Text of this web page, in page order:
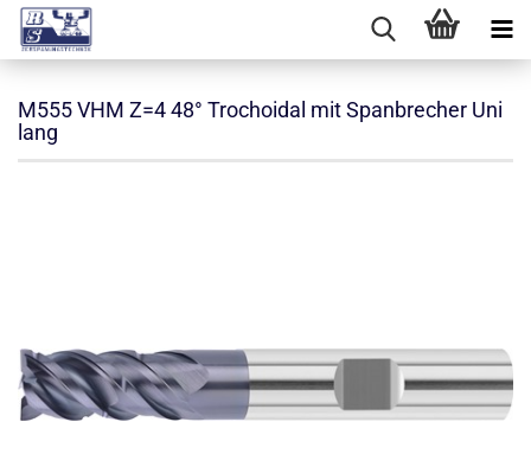
M555 VHM Z=4 48° Trochoidal mit Spanbrecher Uni
lang